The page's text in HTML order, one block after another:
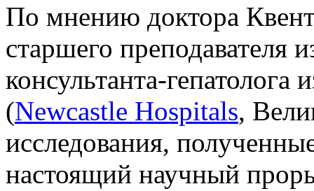
По мнению доктора
старшего преподавателя
консультанта-
(Newcastle Hospitals,
исследования,
настоящий научный